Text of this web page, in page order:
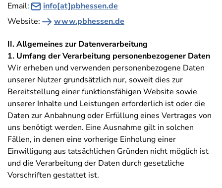
Email:
info[at]pbhessen.de
Website:
www.pbhessen.de
II. Allgemeines zur Datenverarbeitung
1. Umfang der Verarbeitung personenbezogener Daten
Wir erheben und verwenden personenbezogene Daten
unserer Nutzer grundsätzlich nur, soweit dies zur
Bereitstellung einer funktionsfähigen Website sowie
unserer Inhalte und Leistungen erforderlich ist oder die
Daten zur Anbahnung oder Erfüllung eines Vertrages von
uns benötigt werden. Eine Ausnahme gilt in solchen
Fällen, in denen eine vorherige Einholung einer
Einwilligung aus tatsächlichen Gründen nicht möglich ist
und die Verarbeitung der Daten durch gesetzliche
Vorschriften gestattet ist.